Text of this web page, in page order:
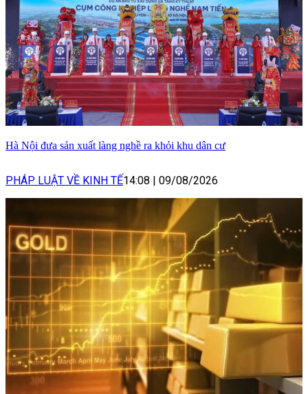
Hà Nội đưa sản xuất làng nghề ra khỏi khu dân cư
PHÁP LUẬT VỀ KINH TẾ14:08 09/08/2026